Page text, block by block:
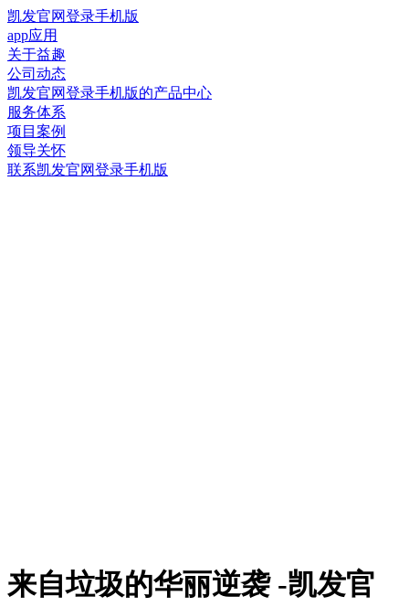
凯发官网登录手机版
app应用
关于益趣
公司动态
凯发官网登录手机版的产品中心
服务体系
项目案例
领导关怀
联系凯发官网登录手机版
来自垃圾的华丽逆袭 -凯发官